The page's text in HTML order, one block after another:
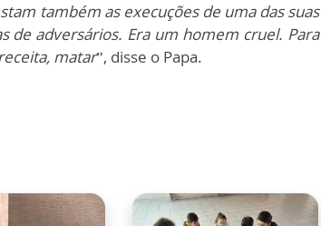
também as execuções de uma das suas
de adversários. Era um homem cruel. Para
matar”, disse o Papa.